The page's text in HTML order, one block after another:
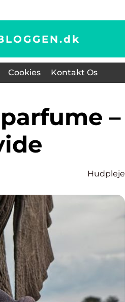
dk
Cookies Kontakt Os
Hudpleje